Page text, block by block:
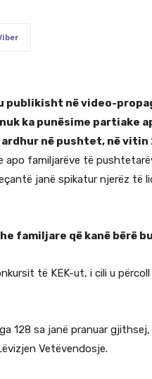
publikisht në video-
ka punësime partiake
në pushtet, në vitin
apo familjarëve të
janë spikatur njerëz të
familjare që kanë bërë
të KEK-ut, i cili u
128 sa janë pranuar
Vetëvendosje.